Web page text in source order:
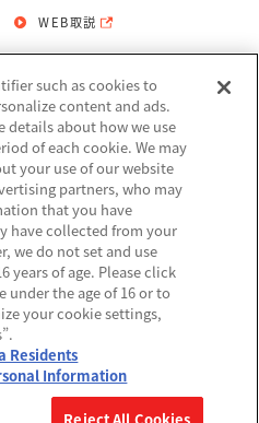
WEB取説
個人情報保護方針
Share My Personal
一覧を表示する
such as cookies to
content and ads.
details about how we use
of each cookie. We may
your use of our website
partners, who may
that you have
have collected from your
we do not set and use
years of age. Please click
under the age of 16 or to
your cookie settings,
Residents
Information